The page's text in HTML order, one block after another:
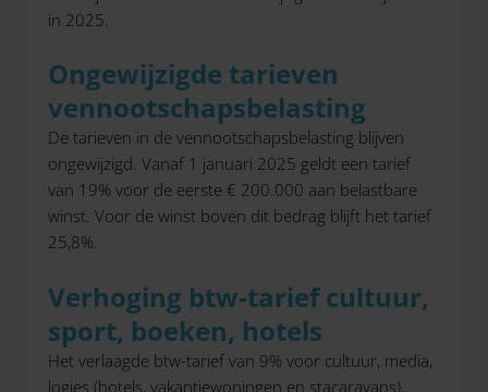
in 2025.
Ongewijzigde tarieven
vennootschapsbelasting
De tarieven in de vennootschapsbelasting blijven
ongewijzigd. Vanaf 1 januari 2025 geldt een tarief
van 19% voor de eerste € 200.000 aan belastbare
winst. Voor de winst boven dit bedrag blijft het tarief
25,8%.
Verhoging btw-tarief cultuur,
sport, boeken, hotels
Het verlaagde btw-tarief van 9% voor cultuur, media,
logies (hotels, vakantiewoningen en stacaravans),